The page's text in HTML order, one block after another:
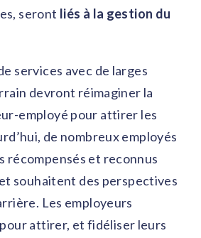
seront liés à la gestion du
services avec de larges
devront réimaginer la
employé pour attirer les
de nombreux employés
récompensés et reconnus
souhaitent des perspectives
Les employeurs
attirer, et fidéliser leurs